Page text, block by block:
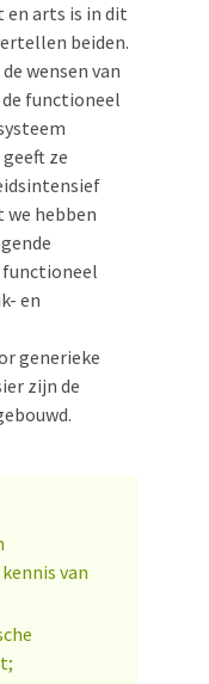
en arts is in dit
beiden.
wensen van
functioneel
ze
we hebben
functioneel
en
generieke
zijn de
van